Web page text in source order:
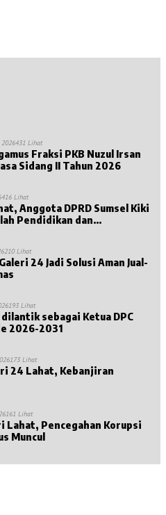
431 Lihat
Masa Sidang II Tahun 2026
416 Lihat
Anggota DPRD Sumsel Kiki
Pendidikan dan
210 Lihat
24 Jadi Solusi Aman Jual-
193 Lihat
sebagai Ketua DPC
2026-2031
173 Lihat
24 Lahat, Kebanjiran
161 Lihat
Lahat, Pencegahan Korupsi
Muncul